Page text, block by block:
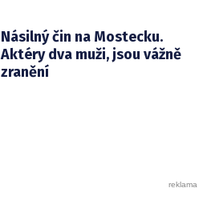
Násilný čin na Mostecku.
Aktéry dva muži, jsou vážně
zranění